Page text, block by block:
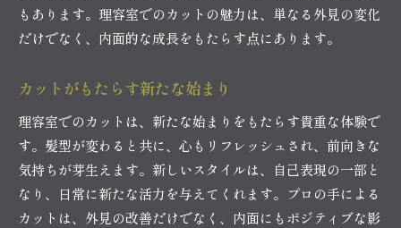
もあります。理容室でのカットの魅力は、単なる外見の変化
だけでなく、内面的な成長をもたらす点にあります。
カットがもたらす新たな始まり
理容室でのカットは、新たな始まりをもたらす貴重な体験で
す。髪型が変わると共に、心もリフレッシュされ、前向きな
気持ちが芽生えます。新しいスタイルは、自己表現の一部と
なり、日常に新たな活力を与えてくれます。プロの手による
カットは、外見の改善だけでなく、内面にもポジティブな影